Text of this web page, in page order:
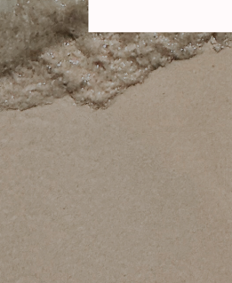
PINCEL PARA
POLLIE